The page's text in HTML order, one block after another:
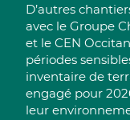
D’autres
avec le Groupe
et le CEN
périodes
inventaire de
engagé pour
leur